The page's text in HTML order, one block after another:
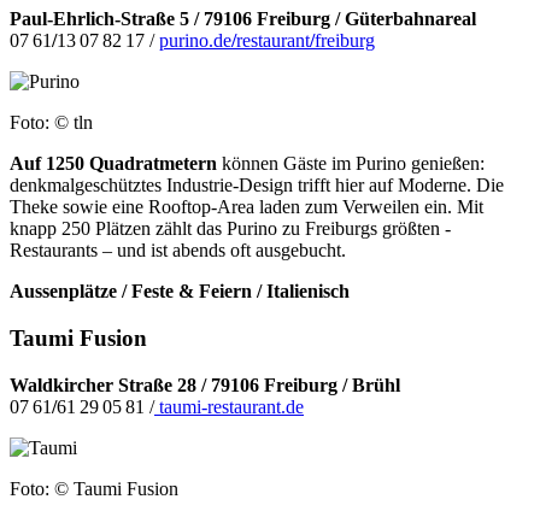
Paul-Ehrlich-Straße 5 / 79106 Freiburg / Güterbahnareal
07 61/13 07 82 17 /purino.de/restaurant/freiburg
Foto: © tln
Auf 1250 Quadratmetern können Gäste im Purino genießen:
denkmalgeschütztes Industrie-Design trifft hier auf Moderne. Die
Theke sowie eine Rooftop-Area laden zum Verweilen ein. Mit
knapp 250 Plätzen zählt das Purino zu Freiburgs größten -
Restaurants – und ist abends oft ausgebucht.
Aussenplätze / Feste & Feiern / Italienisch
Taumi Fusion
Waldkircher Straße 28 / 79106 Freiburg / Brühl
07 61/61 29 05 81 /taumi-restaurant.de
Foto: © Taumi Fusion